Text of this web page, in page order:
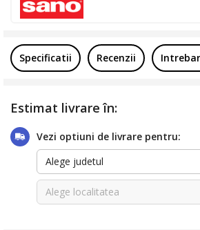
Estimat livrare în:
Vezi optiuni de livrare pentru:
Alege judetul
Alege localitatea
Specificatii Recenzii